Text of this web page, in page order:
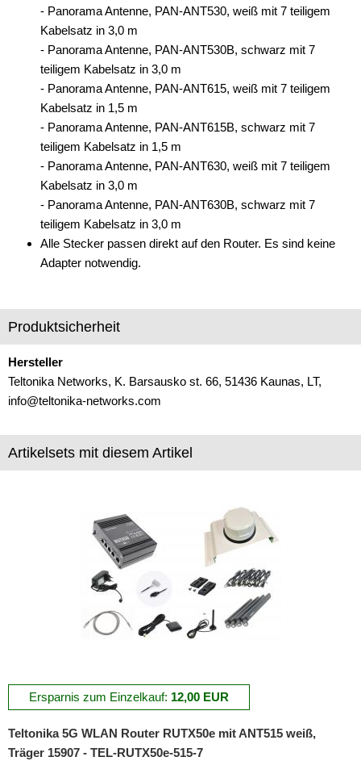
- Panorama Antenne, PAN-ANT530, weiß mit 7 teiligem
Kabelsatz in 3,0 m
- Panorama Antenne, PAN-ANT530B, schwarz mit 7
teiligem Kabelsatz in 3,0 m
- Panorama Antenne, PAN-ANT615, weiß mit 7 teiligem
Kabelsatz in 1,5 m
- Panorama Antenne, PAN-ANT615B, schwarz mit 7
teiligem Kabelsatz in 1,5 m
- Panorama Antenne, PAN-ANT630, weiß mit 7 teiligem
Kabelsatz in 3,0 m
- Panorama Antenne, PAN-ANT630B, schwarz mit 7
teiligem Kabelsatz in 3,0 m
Alle Stecker passen direkt auf den Router. Es sind keine
Adapter notwendig.
Produktsicherheit
Hersteller
Teltonika Networks, K. Barsausko st. 66, 51436 Kaunas, LT,
info@teltonika-networks.com
Artikelsets mit diesem Artikel
Ersparnis zum Einzelkauf: 12,00 EUR
Teltonika 5G WLAN Router RUTX50e mit ANT515 weiß,
Träger 15907 - TEL-RUTX50e-515-7